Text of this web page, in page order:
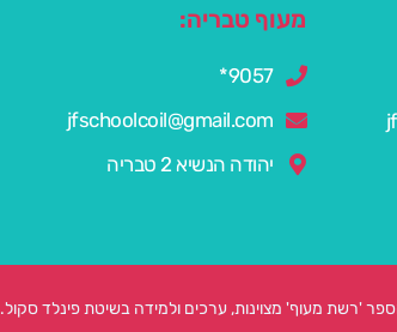
מעוף טבריה:
9057*
jfschoolcoil@gmail.com
יהודה הנשיא 2 טבריה
'רשת מעוף' מצוינות, ערכים ולמידה בשיטת פינלד סקול. 2021